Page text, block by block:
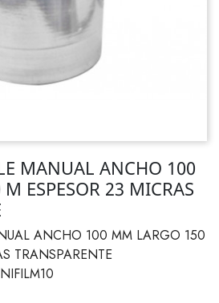
MANUAL ANCHO 100
ESPESOR 23 MICRAS
ANCHO 100 MM LARGO 150
TRANSPARENTE